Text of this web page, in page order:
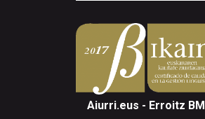
Aiurri.eus - Erroitz BM